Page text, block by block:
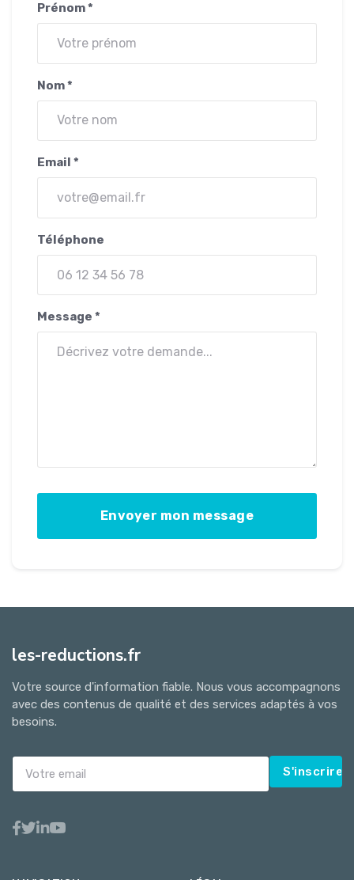
Prénom *
Nom *
Email *
Téléphone
Message *
les-reductions.fr
Votre source d'information fiable. Nous vous accompagnons
avec des contenus de qualité et des services adaptés à vos
besoins.
S'inscrire